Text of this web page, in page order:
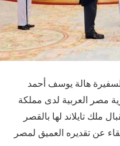
قدمت السفيرة هالة يوسف أحمد
مصر العربية لدى مملكة
ملك تايلاند لها بالقصر
عن تقديره العميق لمصر